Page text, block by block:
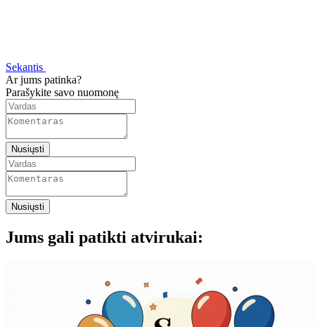
Sekantis
Ar jums patinka?
Parašykite savo nuomonę
Nusiųsti
Nusiųsti
Jums gali patikti atvirukai: